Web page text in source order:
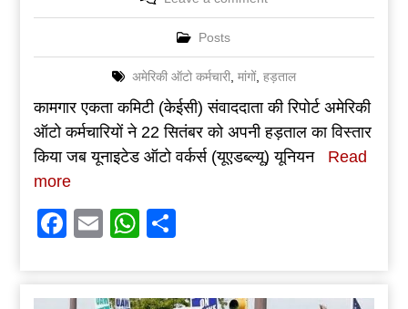
Posts
अमेरिकी ऑटो कर्मचारी, मांगों, हड़ताल
कामगार एकता कमिटी (केईसी) संवाददाता की रिपोर्ट अमेरिकी
ऑटो कर्मचारियों ने 22 सितंबर को अपनी हड़ताल का विस्तार
किया जब यूनाइटेड ऑटो वर्कर्स (यूएडब्ल्यू) यूनियन
Read
more
Facebook
EmailWhatsApp